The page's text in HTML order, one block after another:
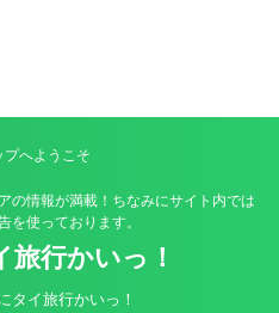
プへようこそ
の情報が満載！ちなみにサイト内では
を使っております。
行かいっ！
イ旅行かいっ！